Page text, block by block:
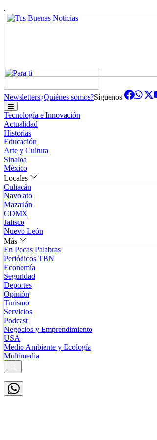
.
Newsletters¿Quiénes somos?Síguenos
Tecnología e Innovación
Actualidad
Historias
Educación
Arte y Cultura
Sinaloa
México
Locales
Culiacán
Navolato
Mazatlán
CDMX
Jalisco
Nuevo León
Más
En Pocas Palabras
Periódicos TBN
Economía
Seguridad
Deportes
Opinión
Turismo
Servicios
Podcast
Negocios y Emprendimiento
USA
Medio Ambiente y Ecología
Multimedia